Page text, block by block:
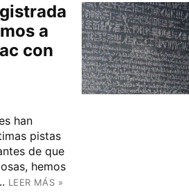
a
con
han
pistas
de que
hemos
LEER MÁS »